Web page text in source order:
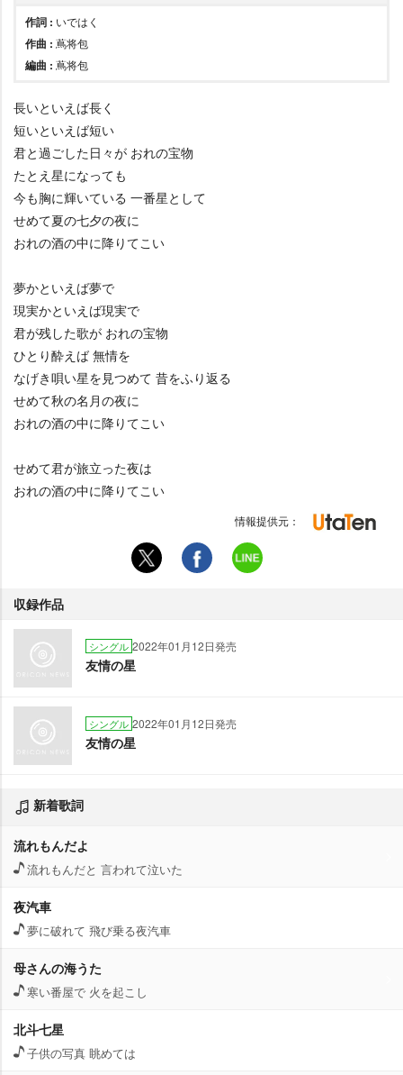
作詞 : いではく
作曲 : 蔦将包
編曲 : 蔦将包
長いといえば長く
短いといえば短い
君と過ごした日々が おれの宝物
たとえ星になっても
今も胸に輝いている 一番星として
せめて夏の七夕の夜に
おれの酒の中に降りてこい
夢かといえば夢で
現実かといえば現実で
君が残した歌が おれの宝物
ひとり酔えば 無情を
なげき唄い星を見つめて 昔をふり返る
せめて秋の名月の夜に
おれの酒の中に降りてこい
せめて君が旅立った夜は
おれの酒の中に降りてこい
情報提供元：
収録作品
シングル 2022年01月12日発売
友情の星
シングル 2022年01月12日発売
友情の星
新着歌詞
流れもんだよ
流れもんだと 言われて泣いた
夜汽車
夢に破れて 飛び乗る夜汽車
母さんの海うた
寒い番屋で 火を起こし
北斗七星
子供の写真 眺めては